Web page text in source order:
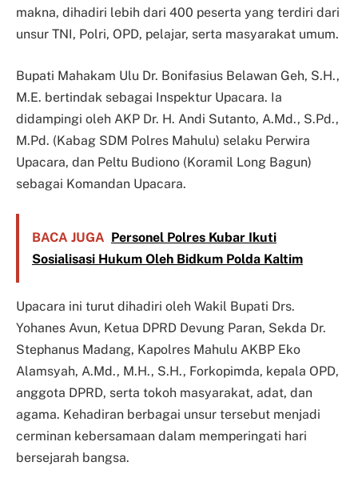
makna, dihadiri lebih dari 400 peserta yang terdiri dari
unsur TNI, Polri, OPD, pelajar, serta masyarakat umum.
Bupati Mahakam Ulu Dr. Bonifasius Belawan Geh, S.H.,
M.E. bertindak sebagai Inspektur Upacara. Ia
didampingi oleh AKP Dr. H. Andi Sutanto, A.Md., S.Pd.,
M.Pd. (Kabag SDM Polres Mahulu) selaku Perwira
Upacara, dan Peltu Budiono (Koramil Long Bagun)
sebagai Komandan Upacara.
BACA JUGA Personel Polres Kubar Ikuti
Sosialisasi Hukum Oleh Bidkum Polda Kaltim
Upacara ini turut dihadiri oleh Wakil Bupati Drs.
Yohanes Avun, Ketua DPRD Devung Paran, Sekda Dr.
Stephanus Madang, Kapolres Mahulu AKBP Eko
Alamsyah, A.Md., M.H., S.H., Forkopimda, kepala OPD,
anggota DPRD, serta tokoh masyarakat, adat, dan
agama. Kehadiran berbagai unsur tersebut menjadi
cerminan kebersamaan dalam memperingati hari
bersejarah bangsa.